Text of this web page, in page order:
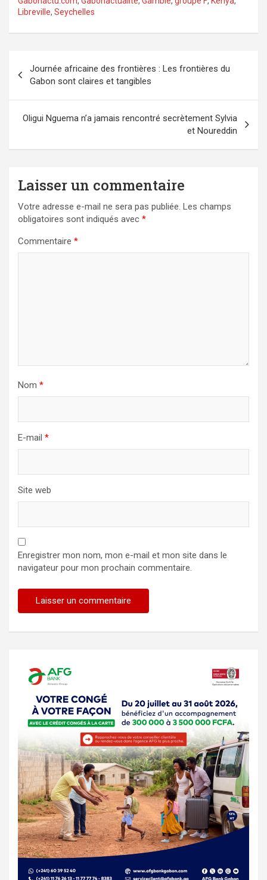
Libreville, Seychelles
de
l’article
Journée africaine des frontières : Les frontières du
Gabon sont claires et tangibles
Oligui Nguema n’a jamais rencontré secrètement Sylvia
et Noureddin
Laisser un commentaire
Votre adresse e-mail ne sera pas publiée. Les champs
obligatoires sont indiqués avec *
Commentaire *
Nom *
E-mail *
Site web
Enregistrer mon nom, mon e-mail et mon site dans le
navigateur pour mon prochain commentaire.